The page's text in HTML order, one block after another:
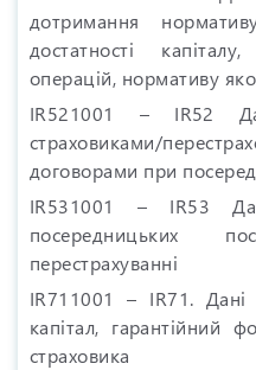
дотримання
достатності
операцій, нормативу
IR521001 – IR52
страховиками/
договорами при
IR531001 – IR53
посередницьких
перестрахуванні
IR711001 – IR71. Дані
капітал, гарантійний
страховика